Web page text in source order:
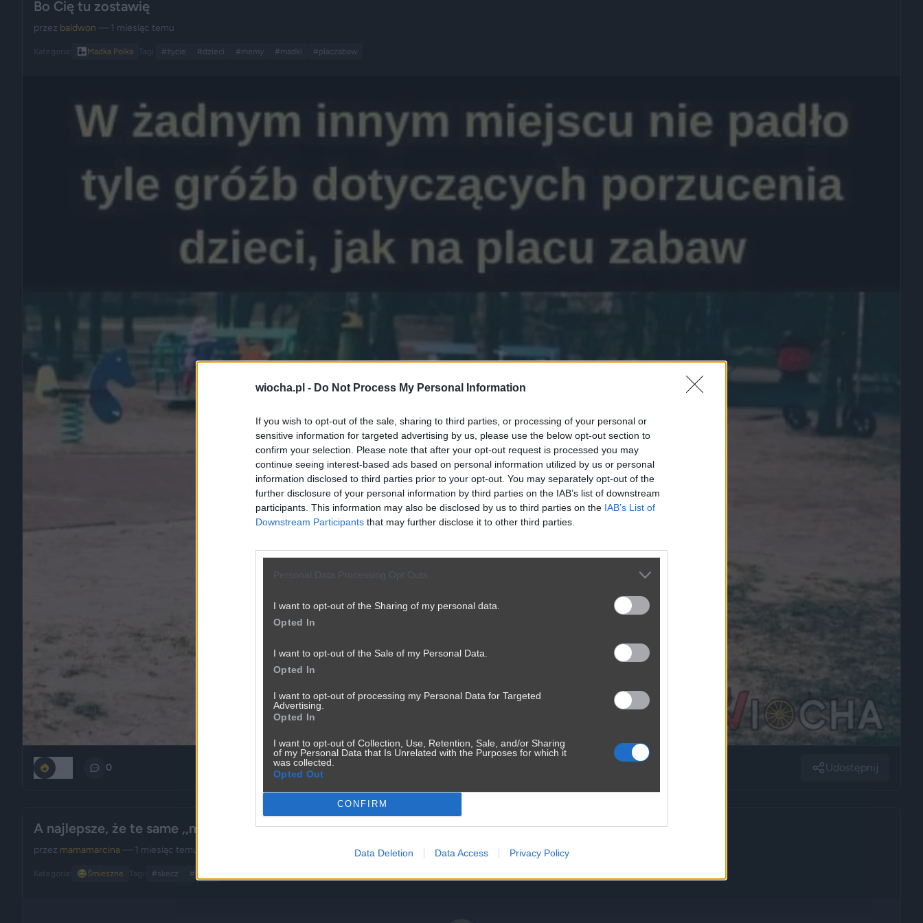
wiocha.pl - Do Not Process My Personal Information
If you wish to opt-out of the sale, sharing to third parties, or processing of your personal or
sensitive information for targeted advertising by us, please use the below opt-out section to
confirm your selection. Please note that after your opt-out request is processed you may
continue seeing interest-based ads based on personal information utilized by us or personal
information disclosed to third parties prior to your opt-out. You may separately opt-out of the
further disclosure of your personal information by third parties on the IAB’s list of downstream
participants. This information may also be disclosed by us to third parties on the IAB’s List of
Downstream Participants that may further disclose it to other third parties.
Personal Data Processing Opt Outs
I want to opt-out of the Sharing of my personal data.
Opted In
I want to opt-out of the Sale of my Personal Data.
Opted In
I want to opt-out of processing my Personal Data for Targeted
Advertising.
Opted In
I want to opt-out of Collection, Use, Retention, Sale, and/or Sharing
of my Personal Data that Is Unrelated with the Purposes for which it
was collected.
Opted Out
CONFIRM
Data Deletion Data Access Privacy Policy
Bo Cię tu zostawię
przez baldwon — 1 miesiąc temu
Kategoria: 👩‍👧 Madka Polka Tagi: #życie #dzieci #memy #madki #placzabaw
0 Udostępnij
A najlepsze, że te same ,,madki'' śmieją się ze skeczu myśląc, że to nie o nie chodzi
przez mamamarcina — 1 miesiąc temu
Kategoria: 😂Śmieszne Tagi: #skecz #madki